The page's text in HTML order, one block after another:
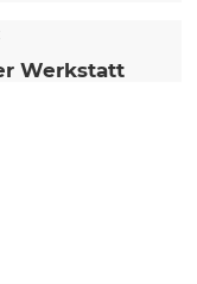
Werkstatt